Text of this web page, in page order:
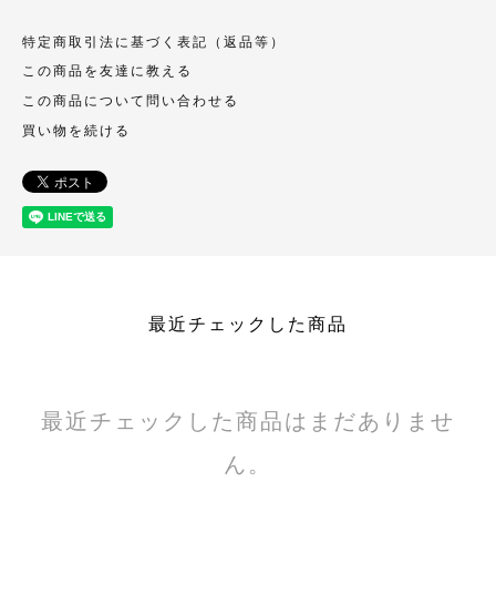
特定商取引法に基づく表記（返品等）
この商品を友達に教える
この商品について問い合わせる
買い物を続ける
最近チェックした商品
最近チェックした商品はまだありませ
ん。